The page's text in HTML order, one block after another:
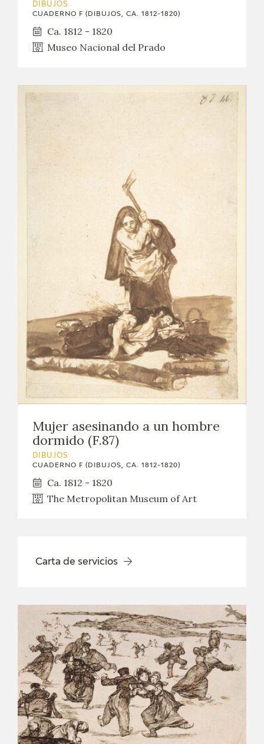
CATÁLOGO
GOYA EN EL MUNDO
RECURSOS EDUCATIVOS
FICHAS ARASAAC
DIBUJOS
CUADERNO F (DIBUJOS, CA. 1812-1820)
Ca. 1812 - 1820
Museo Nacional del Prado
Mujer asesinando a un hombre
dormido (F.87)
DIBUJOS
CUADERNO F (DIBUJOS, CA. 1812-1820)
Ca. 1812 - 1820
The Metropolitan Museum of Art
Carta de servicios